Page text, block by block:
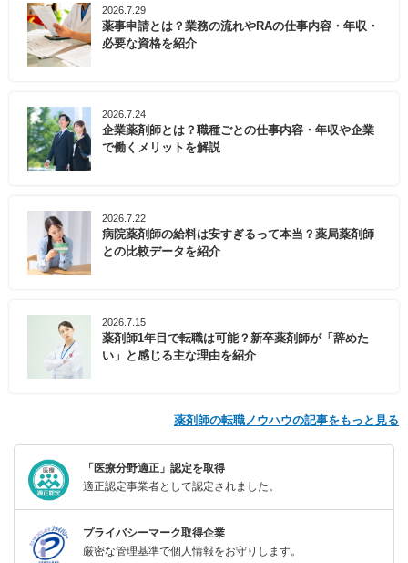
2026.7.29
薬事申請とは？業務の流れやRAの仕事内容・年収・
必要な資格を紹介
2026.7.24
企業薬剤師とは？職種ごとの仕事内容・年収や企業
で働くメリットを解説
2026.7.22
病院薬剤師の給料は安すぎるって本当？薬局薬剤師
との比較データを紹介
2026.7.15
薬剤師1年目で転職は可能？新卒薬剤師が「辞めた
い」と感じる主な理由を紹介
薬剤師の転職ノウハウの記事をもっと見る
「医療分野適正」認定を取得
適正認定事業者として認定されました。
プライバシーマーク取得企業
厳密な管理基準で個人情報をお守りします。